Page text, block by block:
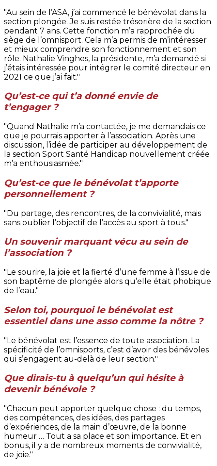
"Au sein de l’ASA, j’ai commencé le bénévolat dans la
section plongée. Je suis restée trésorière de la section
pendant 7 ans. Cette fonction m’a rapprochée du
siège de l’omnisport. Cela m’a permis de m’intéresser
et mieux comprendre son fonctionnement et son
rôle. Nathalie Vinghes, la présidente, m’a demandé si
j’étais intéressée pour intégrer le comité directeur en
2021 ce que j’ai fait."
Qu’est-ce qui t’a donné envie de
t’engager ?
"Quand Nathalie m’a contactée, je me demandais ce
que je pourrais apporter à l’association. Après une
discussion, l’idée de participer au développement de
la section Sport Santé Handicap nouvellement créée
m’a enthousiasmée."
Qu’est-ce que le bénévolat t’apporte
personnellement ?
"Du partage, des rencontres, de la convivialité, mais
sans oublier l’objectif de l’accès au sport à tous."
Un souvenir marquant vécu au sein de
l’association ?
"Le sourire, la joie et la fierté d’une femme à l’issue de
son baptême de plongée alors qu’elle était phobique
de l’eau."
Selon toi, pourquoi le bénévolat est
essentiel dans une asso comme la nôtre ?
"Le bénévolat est l’essence de toute association. La
spécificité de l’omnisports, c’est d’avoir des bénévoles
qui s’engagent au-delà de leur section."
Que dirais-tu à quelqu’un qui hésite à
devenir bénévole ?
"Chacun peut apporter quelque chose : du temps,
des compétences, des idées, des partages
d’expériences, de la main d’œuvre, de la bonne
humeur … Tout a sa place et son importance. Et en
bonus, il y a de nombreux moments de convivialité,
de joie."